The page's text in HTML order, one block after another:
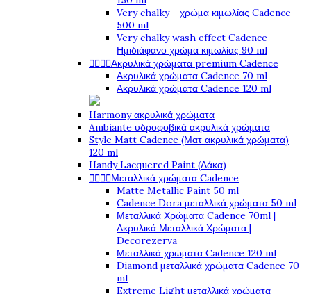
Very chalky - χρώμα κιμωλίας Cadence
500 ml
Very chalky wash effect Cadence -
Ημιδιάφανο χρώμα κιμωλίας 90 ml
Ακρυλικά χρώματα premium Cadence
Ακρυλικά χρώματα Cadence 70 ml
Ακρυλικά χρώματα Cadence 120 ml
Harmony ακρυλικά χρώματα
Ambiante υδροφοβικά ακρυλικά χρώματα
Style Matt Cadence (Ματ ακρυλικά χρώματα)
120 ml
Handy Lacquered Paint (Λάκα)
Μεταλλικά χρώματα Cadence
Matte Metallic Paint 50 ml
Cadence Dora μεταλλικά χρώματα 50 ml
Μεταλλικά Χρώματα Cadence 70ml |
Ακρυλικά Μεταλλικά Χρώματα |
Decorezerva
Μεταλλικά χρώματα Cadence 120 ml
Diamond μεταλλικά χρώματα Cadence 70
ml
Extreme Light μεταλλικά χρώματα